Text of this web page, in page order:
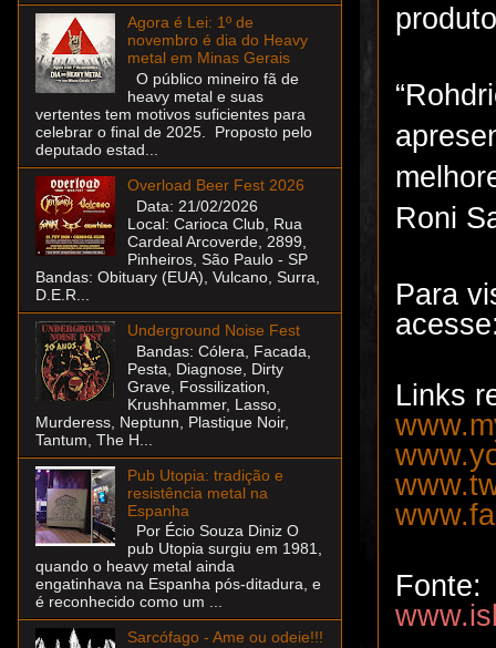
Roni
Para
Links
Fonte:
Agora é Lei: 1º de
novembro é dia do Heavy
metal em Minas Gerais
O público mineiro fã de
heavy metal e suas
vertentes tem motivos suficientes para
celebrar o final de 2025. Proposto pelo
deputado estad...
Overload Beer Fest 2026
Data: 21/02/2026
Local: Carioca Club, Rua
Cardeal Arcoverde, 2899,
Pinheiros, São Paulo - SP
Bandas: Obituary (EUA), Vulcano, Surra,
D.E.R...
Underground Noise Fest
Bandas: Cólera, Facada,
Pesta, Diagnose, Dirty
Grave, Fossilization,
Krushhammer, Lasso,
Murderess, Neptunn, Plastique Noir,
Tantum, The H...
Pub Utopia: tradição e
resistência metal na
Espanha
Por Écio Souza Diniz O
pub Utopia surgiu em 1981,
quando o heavy metal ainda
engatinhava na Espanha pós-ditadura, e
é reconhecido como um ...
Sarcófago - Ame ou odeie!!!